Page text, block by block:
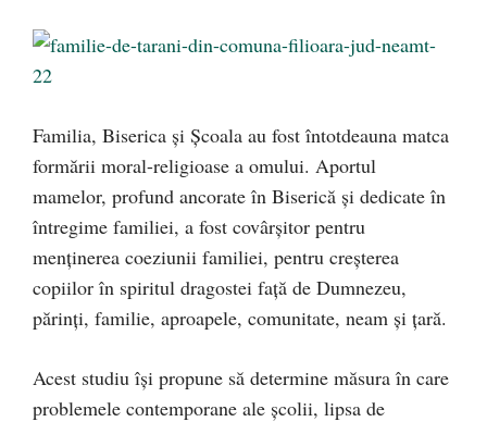
Familia, Biserica şi Şcoala au fost întotdeauna matca
formării moral-religioase a omului. Aportul
mamelor, profund ancorate în Biserică şi dedicate în
întregime familiei, a fost covârşitor pentru
menţinerea coeziunii familiei, pentru creşterea
copiilor în spiritul dragostei faţă de Dumnezeu,
părinţi, familie, aproapele, comunitate, neam şi ţară.
Acest studiu îşi propune să determine măsura în care
problemele contemporane ale şcolii, lipsa de